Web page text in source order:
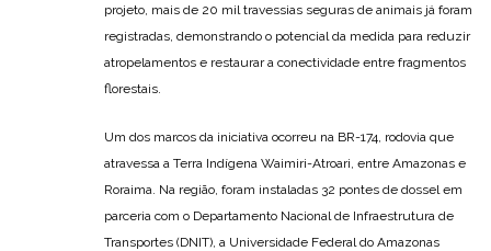
projeto, mais de 20 mil travessias seguras de animais já foram
registradas, demonstrando o potencial da medida para reduzir
atropelamentos e restaurar a conectividade entre fragmentos
florestais.
Um dos marcos da iniciativa ocorreu na BR-174, rodovia que
atravessa a Terra Indígena Waimiri-Atroari, entre Amazonas e
Roraima. Na região, foram instaladas 32 pontes de dossel em
parceria com o Departamento Nacional de Infraestrutura de
Transportes (DNIT), a Universidade Federal do Amazonas